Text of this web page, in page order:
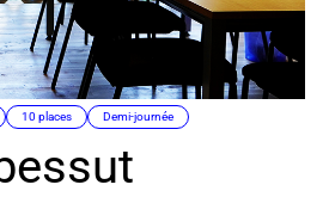
10 places Demi-journée